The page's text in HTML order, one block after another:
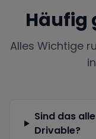
Häufig
Alles Wichtige
in
Sind das
Drivable?